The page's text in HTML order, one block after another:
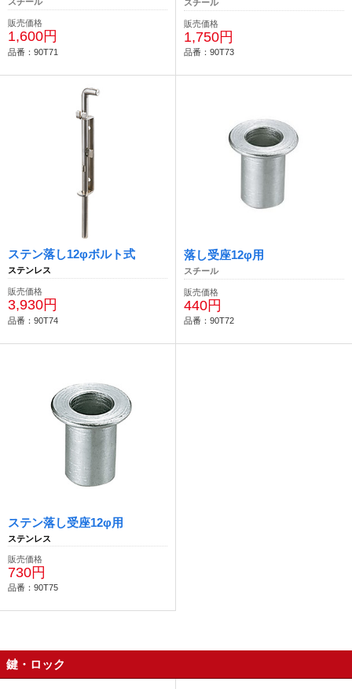
販売価格
1,600円
品番：90T71
スチール
販売価格
1,750円
品番：90T73
ステン落し12φボルト式
ステンレス
販売価格
3,930円
品番：90T74
落し受座12φ用
スチール
販売価格
440円
品番：90T72
ステン落し受座12φ用
ステンレス
販売価格
730円
品番：90T75
鍵・ロック